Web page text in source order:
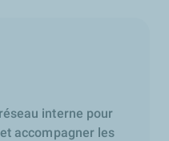
interne pour
accompagner les